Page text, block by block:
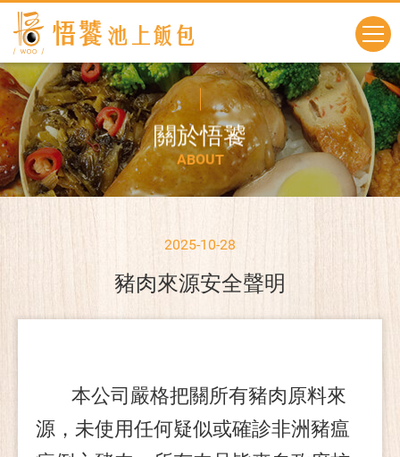
關於悟饕
ABOUT
2025-10-28
豬肉來源安全聲明
本公司嚴格把關所有豬肉原料來
源，未使用任何疑似或確診非洲豬瘟